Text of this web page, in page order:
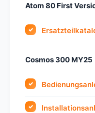
Atom 80 First
Cosmos 300 MY25